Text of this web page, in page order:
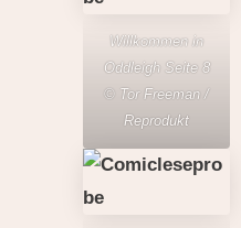
Willkommen in
Oddleigh Seite 8
© Tor Freeman /
Reprodukt